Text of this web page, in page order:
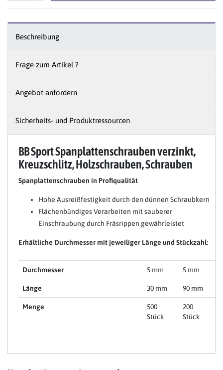
Beschreibung
Frage zum Artikel ?
Angebot anfordern
Sicherheits- und Produktressourcen
BB Sport Spanplattenschrauben verzinkt,
Kreuzschlitz, Holzschrauben, Schrauben
Spanplattenschrauben in Profiqualität
Hohe Ausreißfestigkeit durch den dünnen Schraubkern
Flächenbündiges Verarbeiten mit sauberer
Einschraubung durch Fräsrippen gewährleistet
Erhältliche Durchmesser mit jeweiliger Länge und Stückzahl:
Durchmesser 5 mm 5 mm
Länge 30 mm 90 mm
Menge
500
Stück
200
Stück